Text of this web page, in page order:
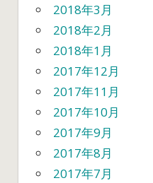
2018年3月
2018年2月
2018年1月
2017年12月
2017年11月
2017年10月
2017年9月
2017年8月
2017年7月